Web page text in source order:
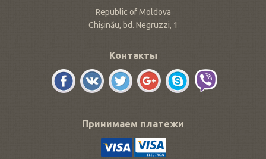
Republic of Moldova
Chișinău, bd. Negruzzi, 1
Контакты
Принимаем платежи